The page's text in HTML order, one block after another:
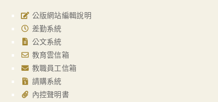
公版網站編輯說明
差勤系統
公文系統
教育雲信箱
教職員工信箱
請購系統
內控聲明書